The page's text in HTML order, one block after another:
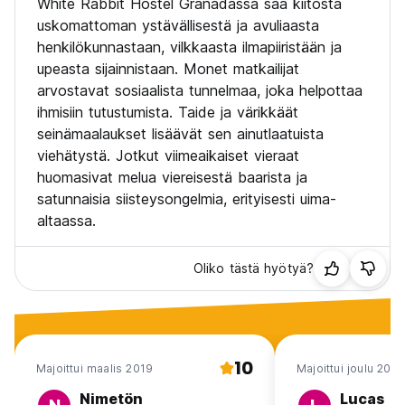
Tiistai - Chill
Keskiviikko - Viinaristeily bileiden jälkeen
Torstai - Chill
Perjantai - Treehouse Jungle Rave -juhlat ja sukkulat
Lauantai - Pub Crawl
Sunnuntai - Chill
15 %:n kansallinen IVA-vero ei sisälly hintaan. (Auto-
translated from original language)
White Rabbit Hostel Granadassa saa kiitosta
uskomattoman ystävällisestä ja avuliaasta
henkilökunnastaan, vilkkaasta ilmapiiristään ja
upeasta sijainnistaan. Monet matkailijat
arvostavat sosiaalista tunnelmaa, joka helpottaa
ihmisiin tutustumista. Taide ja värikkäät
seinämaalaukset lisäävät sen ainutlaatuista
viehätystä. Jotkut viimeaikaiset vieraat
huomasivat melua viereisestä baarista ja
satunnaisia siisteysongelmia, erityisesti uima-
altaassa.
Oliko tästä hyötyä?
Majoittui maalis 2019 10
Nimetön
Majoittui joulu 2025
Lucas